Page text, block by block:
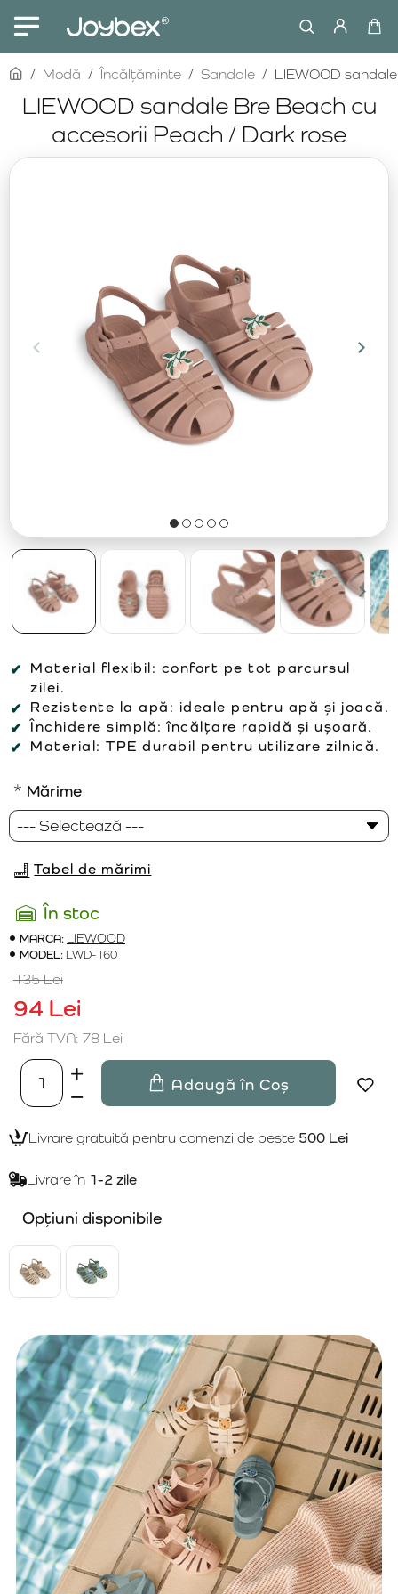
LIEWOOD sandale Bre Beach cu
accesorii Peach / Dark rose
homeModă Încălțăminte Sandale LIEWOOD
Material flexibil: confort pe tot parcursul
zilei.
Rezistente la apă: ideale pentru apă și joacă.
Închidere simplă: încălțare rapidă și ușoară.
Material: TPE durabil pentru utilizare zilnică.
În stoc
MARCA: LIEWOOD
MODEL: LWD-160
94 Lei
135 Lei
Fără TVA: 78 Lei
Mărime
Adaugă în Coș
Tabel de mărimi
Livrare gratuită pentru comenzi de peste 500 Lei
Livrare în 1-2 zile
Opțiuni disponibile